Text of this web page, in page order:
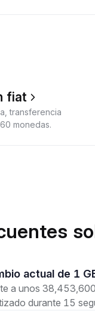
fiat
transferencia
monedas.
actual de 1
a unos
durante 15